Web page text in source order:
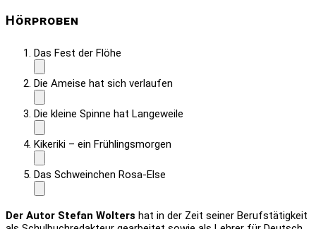
Hörproben
Das Fest der Flöhe
Die Ameise hat sich verlaufen
Die kleine Spinne hat Langeweile
Kikeriki – ein Frühlingsmorgen
Das Schweinchen Rosa-Else
Der Autor Stefan Wolters hat in der Zeit seiner Berufstätigkeit